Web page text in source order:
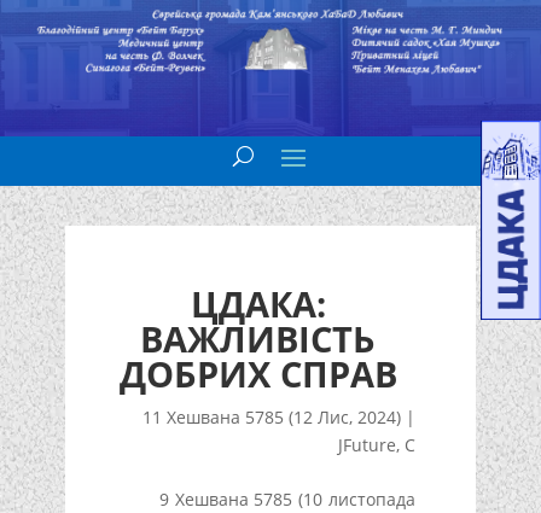
ЦДАКА:
ВАЖЛИВІСТЬ
ДОБРИХ СПРАВ
11 Хешвана 5785 (12 Лис, 2024) |
JFuture, С
9 Хешвана 5785 (10 листопада